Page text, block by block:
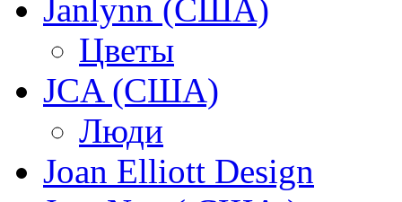
Janlynn (США)
Цветы
JCA (США)
Люди
Joan Elliott Design